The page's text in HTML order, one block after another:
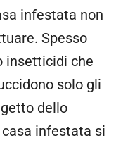
infestata non
Spesso
insetticidi che
solo gli
dello
infestata si